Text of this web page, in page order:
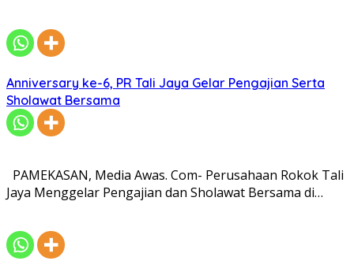
Anniversary ke-6, PR Tali Jaya Gelar Pengajian Serta
Sholawat Bersama
PAMEKASAN, Media Awas. Com- Perusahaan Rokok Tali
Jaya Menggelar Pengajian dan Sholawat Bersama di…